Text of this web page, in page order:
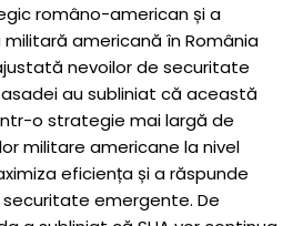
româno-american și a
americană în România
nevoilor de securitate
au subliniat că această
o strategie mai largă de
militare americane la nivel
eficiența și a răspunde
emergente. De